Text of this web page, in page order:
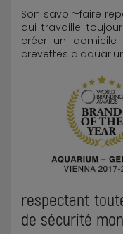
Son savoir-faire
qui travaille
créer un
crevettes
respectant
de sécurité